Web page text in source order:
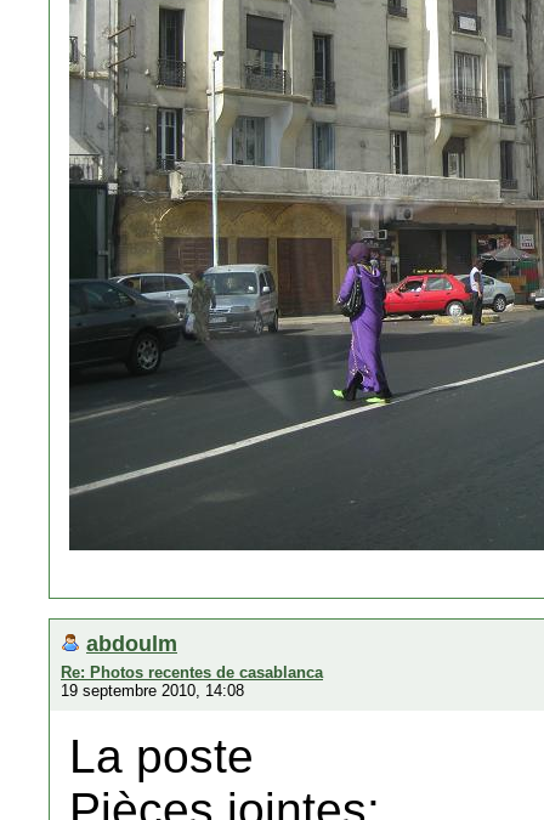
abdoulm
Re: Photos recentes de casablanca
19 septembre 2010, 14:08
La poste